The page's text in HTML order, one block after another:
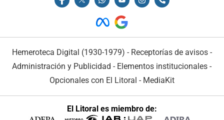
Hemeroteca Digital (1930-1979) - Receptorías de avisos -
Administración y Publicidad - Elementos institucionales -
Opcionales con El Litoral - MediaKit
El Litoral es miembro de: